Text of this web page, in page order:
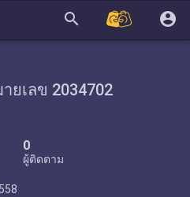
search account_circle
ยเลข 2034702
0
ผู้ติดตาม